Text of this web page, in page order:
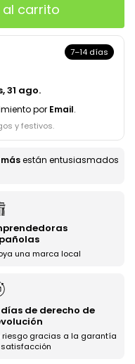
al carrito
7–14 días
31 ago.
por Email.
y festivos.
están entusiasmados
una marca local
días de derecho de
riesgo gracias a la garantía
al
llévate